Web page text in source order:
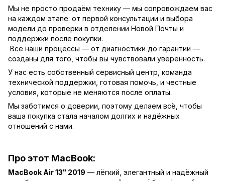
Мы не просто продаём технику — мы сопровождаем вас
на каждом этапе: от первой консультации и выбора
модели до проверки в отделении Новой Почты и
поддержки после покупки.
Все наши процессы — от диагностики до гарантии —
созданы для того, чтобы вы чувствовали уверенность.
У нас есть собственный сервисный центр, команда
технической поддержки, готовая помочь, и честные
условия, которые не меняются после оплаты.
Мы заботимся о доверии, поэтому делаем всё, чтобы
ваша покупка стала началом долгих и надёжных
отношений с нами.
Про этот MacBook:
MacBook Air 13" 2019 — лёгкий, элегантный и надёжный